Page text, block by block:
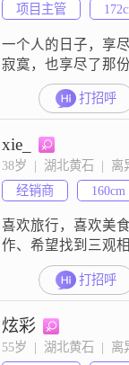
项目主管
一个人的日子，享
寂寞，也享尽了那
思念能牵着你的手
你，我才能安心幸
去。
打招呼
xie_
38岁  |  湖北黄石  |  离
经销商
160cm
喜欢旅行，喜欢美
作、希望找到三观
受做美业的再发消息
打招呼
炫彩
55岁  |  湖北黄石  |  离